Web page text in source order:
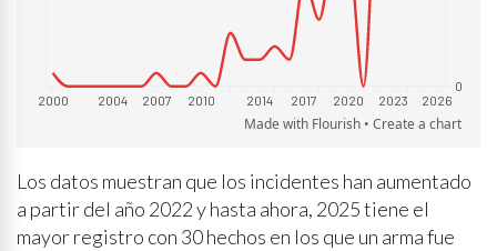
Los datos muestran que los incidentes han aumentado
a partir del año 2022 y hasta ahora, 2025 tiene el
mayor registro con 30 hechos en los que un arma fue